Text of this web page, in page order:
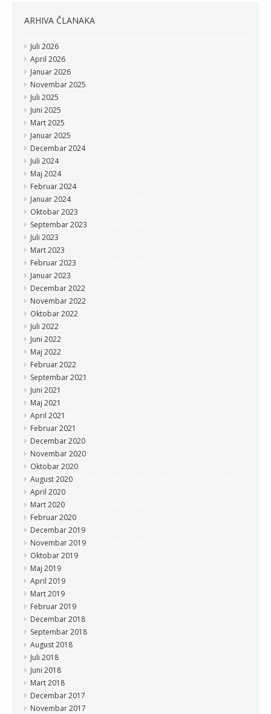
ARHIVA ČLANAKA
Juli 2026
April 2026
Januar 2026
Novembar 2025
Juli 2025
Juni 2025
Mart 2025
Januar 2025
Decembar 2024
Juli 2024
Maj 2024
Februar 2024
Januar 2024
Oktobar 2023
Septembar 2023
Juli 2023
Mart 2023
Februar 2023
Januar 2023
Decembar 2022
Novembar 2022
Oktobar 2022
Juli 2022
Juni 2022
Maj 2022
Februar 2022
Septembar 2021
Juni 2021
Maj 2021
April 2021
Februar 2021
Decembar 2020
Novembar 2020
Oktobar 2020
August 2020
April 2020
Mart 2020
Februar 2020
Decembar 2019
Novembar 2019
Oktobar 2019
Maj 2019
April 2019
Mart 2019
Februar 2019
Decembar 2018
Septembar 2018
August 2018
Juli 2018
Juni 2018
Mart 2018
Decembar 2017
Novembar 2017